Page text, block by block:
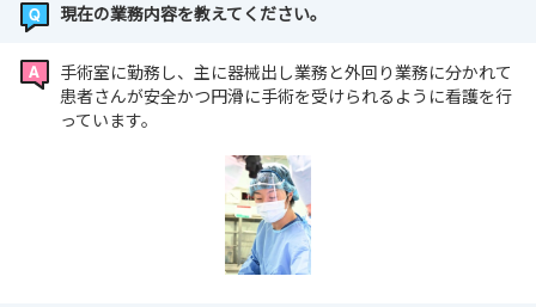
現在の業務内容を教えてください。
手術室に勤務し、主に器械出し業務と外回り業務に分かれて
患者さんが安全かつ円滑に手術を受けられるように看護を行
っています。